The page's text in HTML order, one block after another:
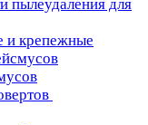
пылеудаления для
и крепежные